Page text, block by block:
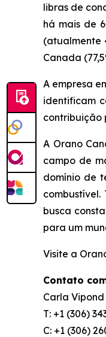
libras de
há mais de
(atualmente
Canada
A empresa
identificam
contribuição
A Orano
campo de
domínio de
busca
para um
Visite a
Contato
Carla Vipond
T: +1 (306)
C: +1 (306)